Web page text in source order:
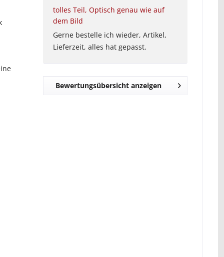
tolles Teil, Optisch genau wie auf
dem Bild
Gerne bestelle ich wieder, Artikel,
Lieferzeit, alles hat gepasst.
Bewertungsübersicht anzeigen